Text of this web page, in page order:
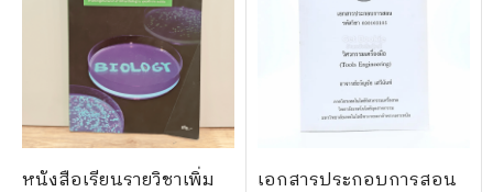
หนังสือเรียนรายวิชาเพิ่ม
เอกสารประกอบการสอน